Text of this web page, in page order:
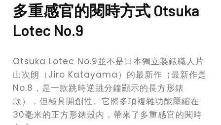
多重感官的閱時方式 Otsuka
Lotec No.9
Otsuka Lotec No.9並不是日本獨立製錶職人片
山次朗（Jiro Katayama）的最新作（最新作是
No.8，是一款跳時逆跳分鐘顯示的長方形錶
款），但極具開創性。它將多項複雜功能壓縮在
30毫米的正方形錶殼內，帶來了多重感官的閱時